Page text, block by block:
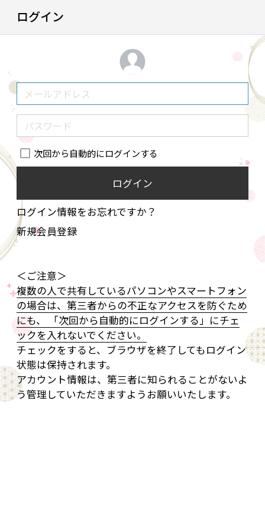
ログイン
次回から自動的にログインする
ログイン
ログイン情報をお忘れですか？
新規会員登録
＜ご注意＞
複数の人で共有しているパソコンやスマートフォン
の場合は、第三者からの不正なアクセスを防ぐため
にも、 「次回から自動的にログインする」にチェ
ックを入れないでください。
チェックをすると、ブラウザを終了してもログイン
状態は保持されます。
アカウント情報は、第三者に知られることがないよ
う管理していただきますようお願いいたします。